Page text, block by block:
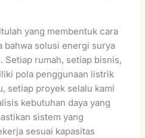
yang membentuk cara
bahwa solusi energi surya
Setiap rumah, setiap bisnis,
pola penggunaan listrik
setiap proyek selalu kami
kebutuhan daya yang
sistem yang
sesuai kapasitas